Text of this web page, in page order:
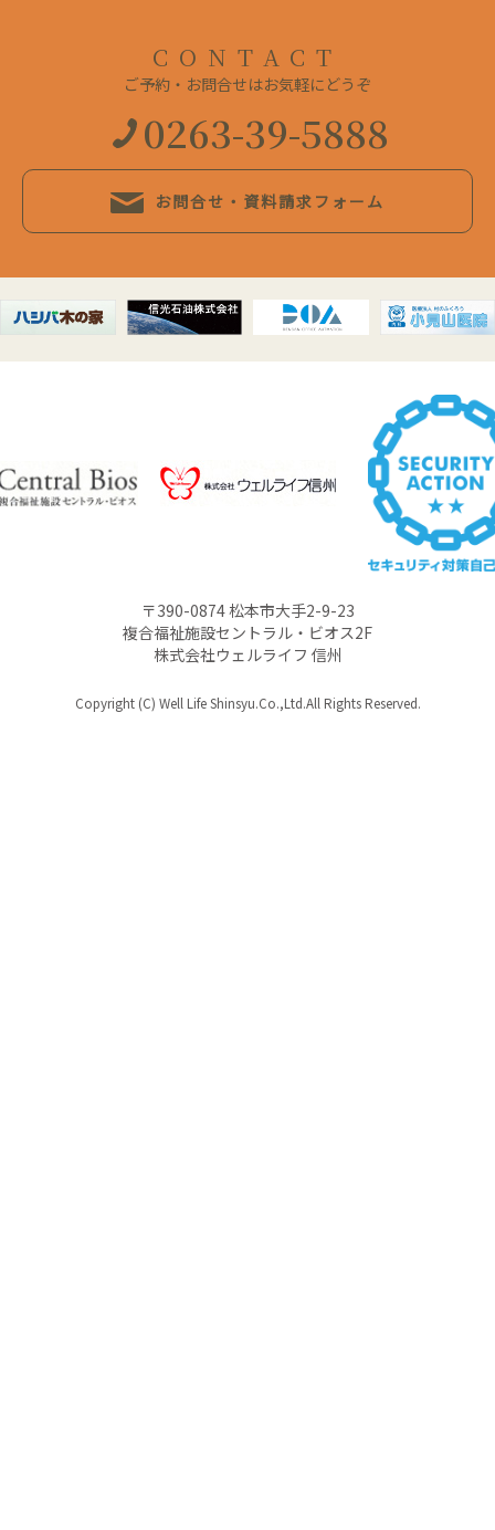
CONTACT
ご予約・お問合せはお気軽にどうぞ
0263-39-5888
お問合せ・資料請求フォーム
〒390-0874 松本市大手2-9-23
複合福祉施設セントラル・ビオス2F
株式会社ウェルライフ 信州
Copyright (C) Well Life Shinsyu.Co.,Ltd.All Rights Reserved.